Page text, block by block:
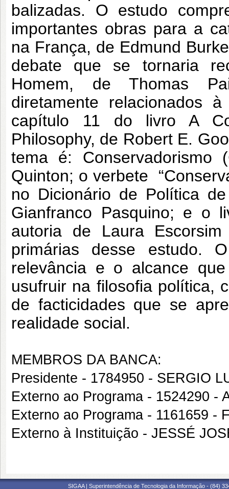
balizadas. O estudo
importantes obras para a
na França, de Edmund
debate que se tornaria
Homem, de Thomas
diretamente relacionados
capítulo 11 do livro A
Philosophy, de Robert E.
tema é: Conservadorismo
Quinton; o verbete
no Dicionário de Política
Gianfranco Pasquino; e o
autoria de Laura
primárias desse estudo.
relevância e o alcance
usufruir na filosofia política,
de facticidades que se
realidade social.
MEMBROS DA BANCA:
Presidente - 1784950 - SERGIO
Externo ao Programa - 1524290 -
Externo ao Programa - 1161659 -
Externo à Instituição - JESSÉ
SIGAA | Superintendência de Tecnologia da Informação - (84)